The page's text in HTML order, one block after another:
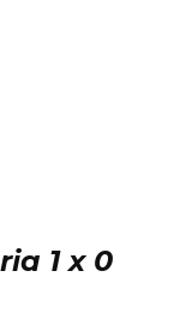
1 x 0